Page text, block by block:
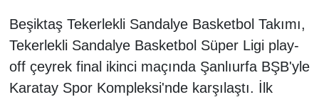
Beşiktaş Tekerlekli Sandalye Basketbol Takımı,
Tekerlekli Sandalye Basketbol Süper Ligi play-
off çeyrek final ikinci maçında Şanlıurfa BŞB'yle
Karatay Spor Kompleksi'nde karşılaştı. İlk